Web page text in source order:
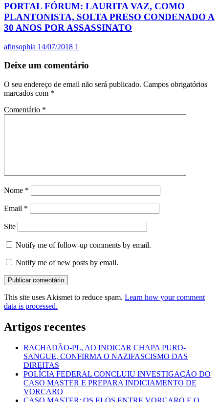
PORTAL FÓRUM: LAURITA VAZ, COMO
PLANTONISTA, SOLTA PRESO CONDENADO A
30 ANOS POR ASSASSINATO
afinsophia 14/07/2018 1
Deixe um comentário
O seu endereço de email não será publicado. Campos obrigatórios
marcados com *
Comentário *
Nome *
Email *
Site
Notify me of follow-up comments by email.
Notify me of new posts by email.
This site uses Akismet to reduce spam. Learn how your comment
data is processed.
Artigos recentes
RACHADÃO-PL, AO INDICAR CHAPA PURO-
SANGUE, CONFIRMA O NAZIFASCISMO DAS
DIREITAS
POLÍCIA FEDERAL CONCLUIU INVESTIGAÇÃO DO
CASO MASTER E PREPARA INDICIAMENTO DE
VORCARO
CASO MASTER: OS ELOS ENTRE VORCARO E O